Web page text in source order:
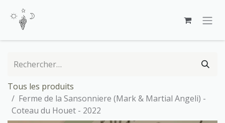
Tous les produits
Ferme de la Sansonniere (Mark & Martial Angeli) -
Coteau du Houet - 2022